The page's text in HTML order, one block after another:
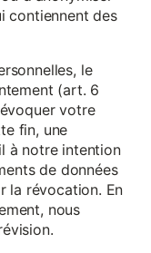
contiennent des
le
(art. 6
votre
fin, une
à notre intention
de données
la révocation. En
nous